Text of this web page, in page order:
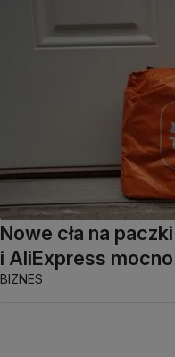
Nowe cła na
i AliExpress mocno
BIZNES